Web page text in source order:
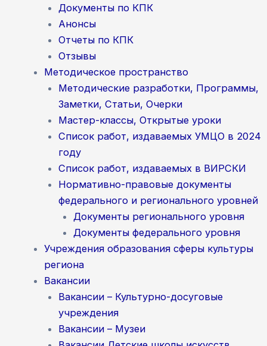
Документы по КПК
Анонсы
Отчеты по КПК
Отзывы
Методическое пространство
Методические разработки, Программы,
Заметки, Статьи, Очерки
Мастер-классы, Открытые уроки
Список работ, издаваемых УМЦО в 2024
году
Список работ, издаваемых в ВИРСКИ
Нормативно-правовые документы
федерального и регионального уровней
Документы регионального уровня
Документы федерального уровня
Учреждения образования сферы культуры
региона
Вакансии
Вакансии – Культурно-досуговые
учреждения
Вакансии – Музеи